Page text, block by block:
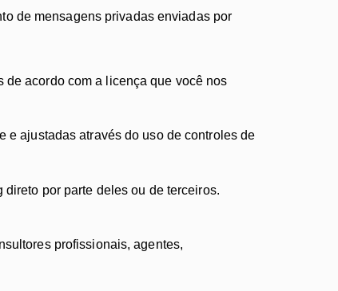
de mensagens privadas enviadas por
acordo com a licença que você nos
e ajustadas através do uso de controles de
por parte deles ou de terceiros.
profissionais, agentes,